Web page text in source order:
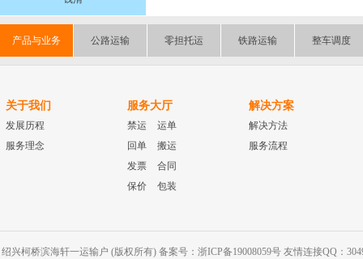
产品与业务 公路运输 零担托运 铁路运输 整车调度
关于我们
发展历程
服务理念
服务大厅
禁运
运单
回单
搬运
发票
合同
保价
包装
解决方案
解决方法
服务流程
绍兴柯桥滨海轩一运输户 (版权所有) 备案号：浙ICP备19008059号 友情连接QQ：